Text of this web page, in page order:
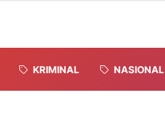
KRIMINAL NASIONAL